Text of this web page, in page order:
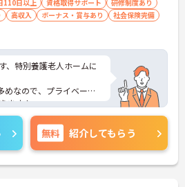
110日以上 資格取得サポート
研修制度あり
高収入 ボーナス・賞与あり
社会保険完備
、特別養護老人ホームに
なので、プライベート
ます！
ビ介護職までお問い合わ
無料 紹介してもらう